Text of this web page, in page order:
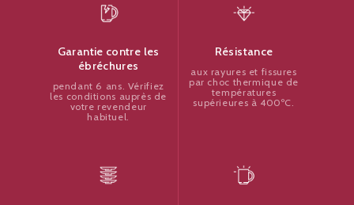
Garantie contre les
ébréchures
pendant 6 ans. Vérifiez
les conditions auprès de
votre revendeur
habituel.
Résistance
aux rayures et fissures
par choc thermique de
températures
supérieures à 400ºC.